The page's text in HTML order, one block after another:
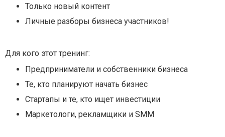
Только новый контент
Личные разборы бизнеса участников!
Для кого этот тренинг:
Предприниматели и собственники бизнеса
Те, кто планируют начать бизнес
Стартапы и те, кто ищет инвестиции
Маркетологи, рекламщики и SMM